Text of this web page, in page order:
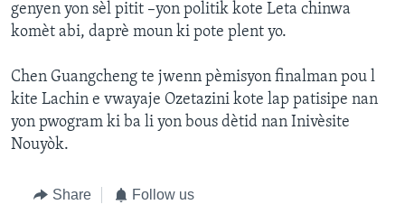
genyen yon sèl pitit –yon politik kote Leta chinwa
komèt abi, daprè moun ki pote plent yo.
Chen Guangcheng te jwenn pèmisyon finalman pou l
kite Lachin e vwayaje Ozetazini kote lap patisipe nan
yon pwogram ki ba li yon bous dètid nan Inivèsite
Nouyòk.
Share Follow us